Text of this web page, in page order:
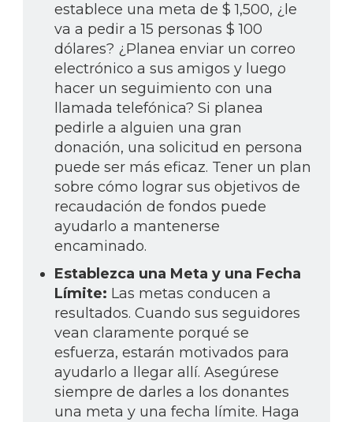
establece una meta de $ 1,500, ¿le
va a pedir a 15 personas $ 100
dólares? ¿Planea enviar un correo
electrónico a sus amigos y luego
hacer un seguimiento con una
llamada telefónica? Si planea
pedirle a alguien una gran
donación, una solicitud en persona
puede ser más eficaz. Tener un plan
sobre cómo lograr sus objetivos de
recaudación de fondos puede
ayudarlo a mantenerse
encaminado.
Establezca una Meta y una Fecha
Límite: Las metas conducen a
resultados. Cuando sus seguidores
vean claramente porqué se
esfuerza, estarán motivados para
ayudarlo a llegar allí. Asegúrese
siempre de darles a los donantes
una meta y una fecha límite. Haga